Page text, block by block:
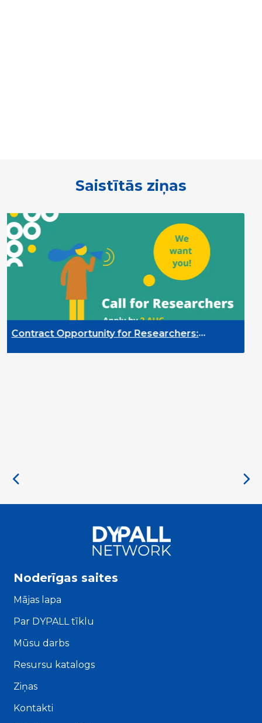
Saistītās ziņas
Opportunity for Researchers:
Noderīgas saites
Mājas lapa
Par DYPALL tīklu
Mūsu darbs
Resursu katalogs
Ziņas
Kontakti